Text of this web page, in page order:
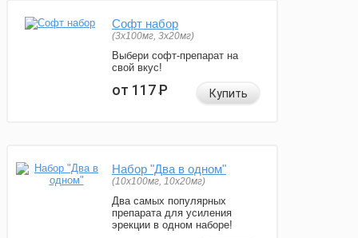
Софт набор
(3x100мг, 3x20мг)
Выбери софт-препарат на
свой вкус!
от 117Р Купить
Набор "Два в одном"
(10x100мг, 10x20мг)
Два самых популярных
препарата для усиления
эрекции в одном наборе!